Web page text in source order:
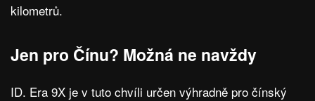
kilometrů.
Jen pro Čínu? Možná ne navždy
ID. Era 9X je v tuto chvíli určen výhradně pro čínský